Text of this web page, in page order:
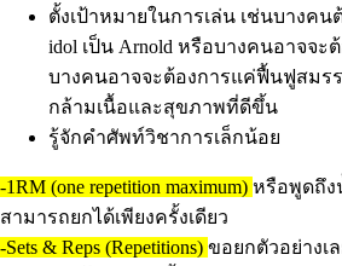
ตั้งเป้าหมายในการเล่น เช่นบางคน
idol เป็น Arnold หรือบางคนอาจจะ
บางคนอาจจะต้องการแค่ฟื้นฟูสมร
กล้ามเนื้อและสุขภาพที่ดีขึ้น
รู้จักคำศัพท์วิชาการเล็กน้อย
-1RM (one repetition maximum) หรือพูดถึ
สามารถยกได้เพียงครั้งเดียว
-Sets & Reps (Repetitions) ขอยกตัวอย่างเ